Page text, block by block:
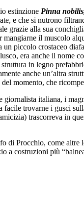
estinzione Pinna
e che si nutrono
grazie alla sua
il muscolo
piccolo crostaceo
era anche il nome
in legno
anche un’altra
momento, che
giornalista italiana, i
trovarne i gusci
trascorreva in
di Procchio, come
costruzioni più